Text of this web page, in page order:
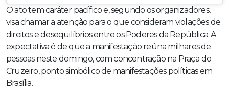
O ato tem caráter pacífico e, segundo os organizadores,
visa chamar a atenção para o que consideram violações de
direitos e desequilíbrios entre os Poderes da República. A
expectativa é de que a manifestação reúna milhares de
pessoas neste domingo, com concentração na Praça do
Cruzeiro, ponto simbólico de manifestações políticas em
Brasília.